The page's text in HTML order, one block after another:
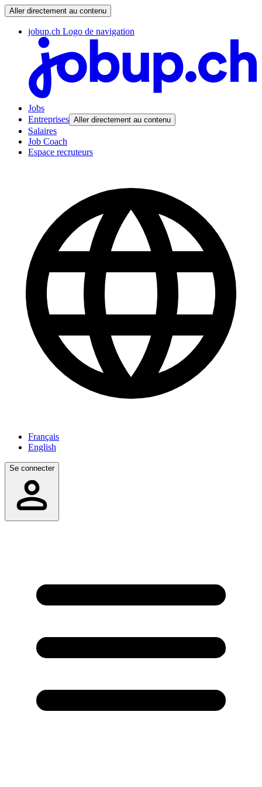
Aller directement au contenu
jobup.ch Logo de navigation
Jobs
Entreprises Aller directement au contenu
Salaires
Job Coach
Espace recruteurs
Français
English
Se connecter